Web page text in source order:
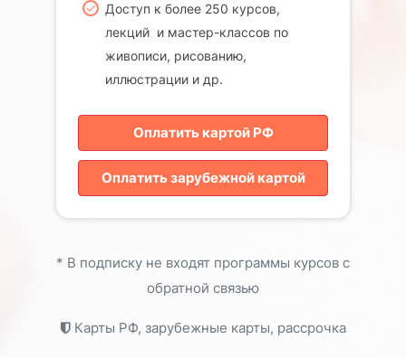
Доступ к более 250 курсов,
лекций и мастер-классов по
живописи, рисованию,
иллюстрации и др.
Оплатить картой РФ
Оплатить зарубежной картой
* В подписку не входят программы курсов с
обратной связью
Карты РФ, зарубежные карты, рассрочка